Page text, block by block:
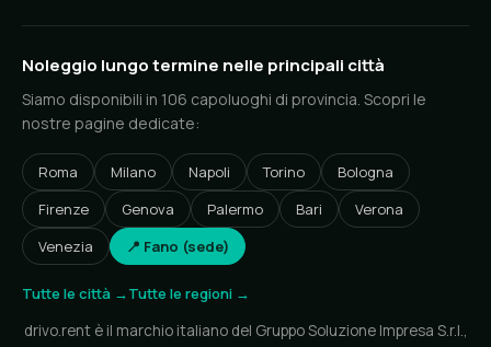
Noleggio lungo termine nelle principali città
Siamo disponibili in 106 capoluoghi di provincia. Scopri le
nostre pagine dedicate:
Roma Milano Napoli Torino
Bologna
Firenze
Genova Palermo Bari
Verona
Venezia
📍 Fano (sede)
Tutte le città →Tutte le regioni →
drivo.rent è il marchio italiano del Gruppo Soluzione Impresa S.r.l.,